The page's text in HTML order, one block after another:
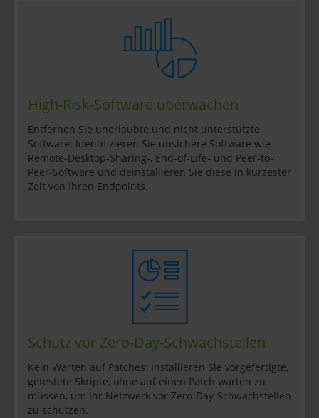
High-Risk-Software überwachen
Entfernen Sie unerlaubte und nicht unterstützte
Software: Identifizieren Sie unsichere Software wie
Remote-Desktop-Sharing-, End-of-Life- und Peer-to-
Peer-Software und deinstallieren Sie diese in kürzester
Zeit von Ihren Endpoints.
Schutz vor Zero-Day-Schwachstellen
Kein Warten auf Patches: Installieren Sie vorgefertigte,
getestete Skripte, ohne auf einen Patch warten zu
müssen, um Ihr Netzwerk vor Zero-Day-Schwachstellen
zu schützen.